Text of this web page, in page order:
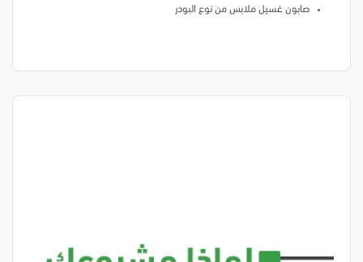
صابون غسيل ملابس من نوع البودر